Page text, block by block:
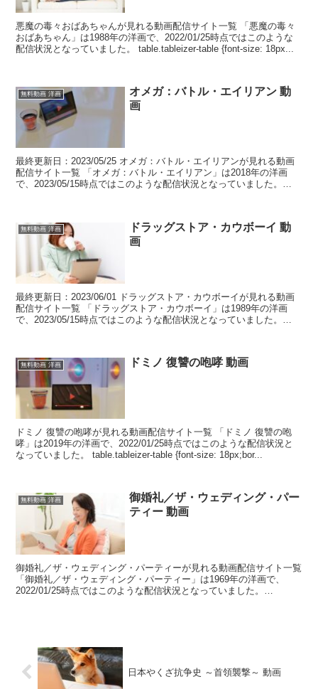
悪魔の毒々おばあちゃんが見れる動画配信サイト一覧 「悪魔の毒々
おばあちゃん」は1988年の洋画で、2022/01/25時点ではこのような
配信状況となっていました。 table.tableizer-table {font-size: 18px...
無料動画 洋画
オメガ：バトル・エイリアン 動
画
最終更新日：2023/05/25 オメガ：バトル・エイリアンが見れる動画
配信サイト一覧 「オメガ：バトル・エイリアン」は2018年の洋画
で、2023/05/15時点ではこのような配信状況となっていました。
無料動画 洋画
ドラッグストア・カウボーイ 動
画
最終更新日：2023/06/01 ドラッグストア・カウボーイが見れる動画
配信サイト一覧 「ドラッグストア・カウボーイ」は1989年の洋画
で、2023/05/15時点ではこのような配信状況となっていました。
無料動画 洋画 ドミノ 復讐の咆哮 動画
ドミノ 復讐の咆哮が見れる動画配信サイト一覧 「ドミノ 復讐の咆
哮」は2019年の洋画で、2022/01/25時点ではこのような配信状況と
なっていました。 table.tableizer-table {font-size: 18px;bor...
無料動画 洋画
御婚礼／ザ・ウェディング・パー
ティー 動画
御婚礼／ザ・ウェディング・パーティーが見れる動画配信サイト一覧
「御婚礼／ザ・ウェディング・パーティー」は1969年の洋画で、
2022/01/25時点ではこのような配信状況となっていました。
日本やくざ抗争史 ～首領襲撃～ 動画